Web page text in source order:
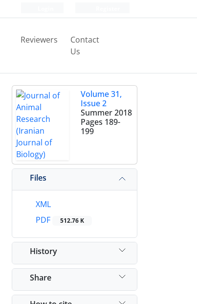
Reviewers
Contact
Us
Volume 31,
Issue 2
Summer 2018
Pages 189-
199
Files
XML
PDF
512.76 K
History
Share